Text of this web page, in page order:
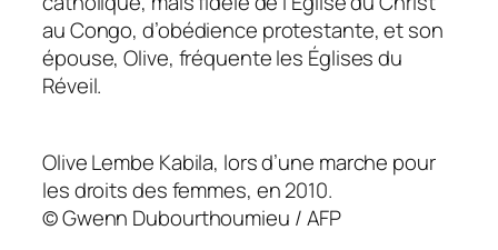
au Congo, d’obédience protestante, et son
épouse, Olive, fréquente les Églises du
Réveil.
Olive Lembe Kabila, lors d’une marche pour
les droits des femmes, en 2010.
©Gwenn Dubourthoumieu / AFP